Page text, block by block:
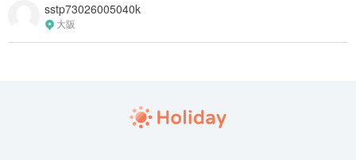
sstp73026005040k
大阪